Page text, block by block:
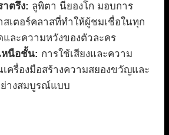
ตรึง: ลูพิตา นียองโก มอบการ
สเตอร์คลาสที่ทำให้ผู้ชมเชื่อในทุก
และความหวังของตัวละคร
หนือชั้น: การใช้เสียงและความ
เครื่องมือสร้างความสยองขวัญและ
ย่างสมบูรณ์แบบ